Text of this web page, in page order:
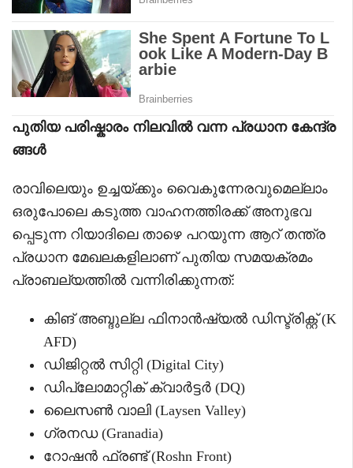
പുതിയ പരിഷ്കാരം നിലവിൽ വന്ന പ്രധാന കേന്ദ്ര
ങ്ങൾ
രാവിലെയും ഉച്ചയ്ക്കും വൈകുന്നേരവുമെല്ലാം
ഒരുപോലെ കടുത്ത വാഹനത്തിരക്ക് അനുഭവ
പ്പെടുന്ന റിയാദിലെ താഴെ പറയുന്ന ആറ് തന്ത്ര
പ്രധാന മേഖലകളിലാണ് പുതിയ സമയക്രമം
പ്രാബല്യത്തിൽ വന്നിരിക്കുന്നത്:
കിങ് അബ്ദുല്ല ഫിനാൻഷ്യൽ ഡിസ്ട്രിക്റ്റ് (K
AFD)
ഡിജിറ്റൽ സിറ്റി (Digital City)
ഡിപ്ലോമാറ്റിക് ക്വാർട്ടർ (DQ)
ലൈസൺ വാലി (Laysen Valley)
ഗ്രനഡ (Granadia)
റോഷൻ ഫ്രണ്ട് (Roshn Front)